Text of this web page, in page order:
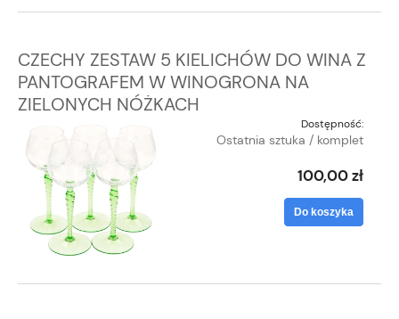
CZECHY ZESTAW 5 KIELICHÓW DO WINA Z
PANTOGRAFEM W WINOGRONA NA
ZIELONYCH NÓŻKACH
Dostępność:
Ostatnia sztuka / komplet
100,00 zł
Do koszyka